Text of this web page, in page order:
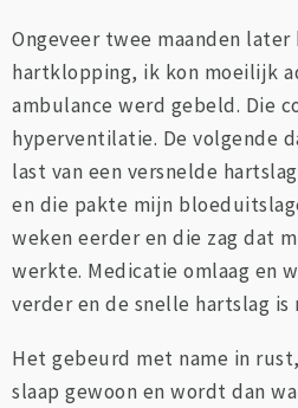
Ongeveer twee maanden
hartklopping, ik kon moeilijk
ambulance werd gebeld. Die
hyperventilatie. De volgende
last van een versnelde
en die pakte mijn
weken eerder en die zag dat
werkte. Medicatie omlaag en
verder en de snelle hartslag is
Het gebeurd met name in
slaap gewoon en wordt dan